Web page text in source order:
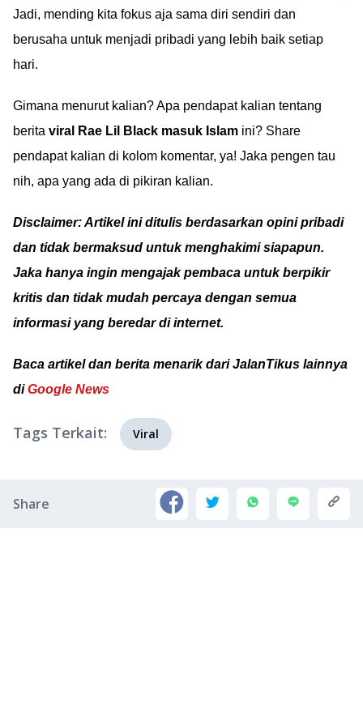
Jadi, mending kita fokus aja sama diri sendiri dan
berusaha untuk menjadi pribadi yang lebih baik setiap
hari.
Gimana menurut kalian? Apa pendapat kalian tentang
berita viral Rae Lil Black masuk Islam ini? Share
pendapat kalian di kolom komentar, ya! Jaka pengen tau
nih, apa yang ada di pikiran kalian.
Disclaimer: Artikel ini ditulis berdasarkan opini pribadi
dan tidak bermaksud untuk menghakimi siapapun.
Jaka hanya ingin mengajak pembaca untuk berpikir
kritis dan tidak mudah percaya dengan semua
informasi yang beredar di internet.
Baca artikel dan berita menarik dari JalanTikus lainnya
diGoogle News
Tags Terkait: Viral
Share